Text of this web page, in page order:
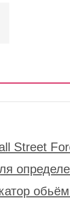
Street